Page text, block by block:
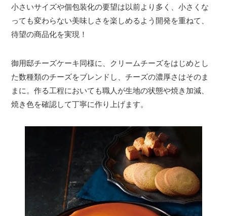
小さいサイズや個包装化の要望は以前より多く、小さくな
っても変わらない美味しさを楽しめるよう開発を重ねて、
待望の商品化を実現！
御用邸チーズケーキ同様に、クリームチーズをはじめとし
た数種類のチーズをブレンドし、チーズの濃厚さはそのま
まに。作る工程においても職人が生地の状態や焼き加減、
焼き色を確認して丁寧に作り上げます。